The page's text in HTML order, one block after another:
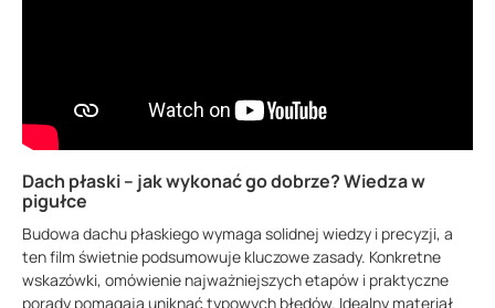
Dach płaski – jak wykonać go dobrze? Wiedza w
pigułce
Budowa dachu płaskiego wymaga solidnej wiedzy i precyzji, a
ten film świetnie podsumowuje kluczowe zasady. Konkretne
wskazówki, omówienie najważniejszych etapów i praktyczne
porady pomagają uniknąć typowych błędów. Idealny materiał